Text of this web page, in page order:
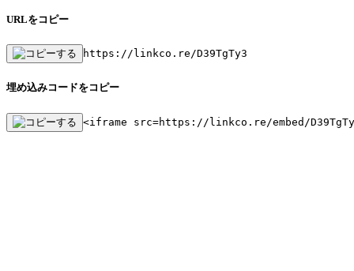
URLをコピー
https://linkco.re/D39TgTy3
埋め込みコードをコピー
<iframe src=https://linkco.re/embed/